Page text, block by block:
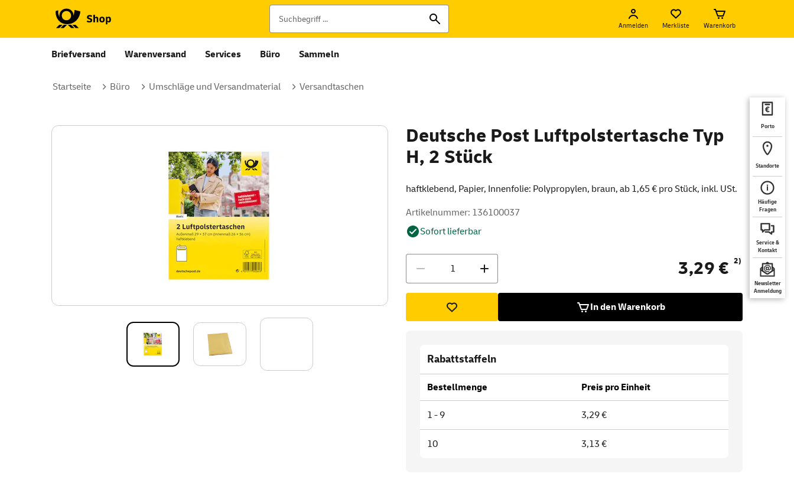
Anmelden Merkliste Warenkorb
Briefversand Warenversand Services Büro Sammeln
Porto
Standorte
Häufige
Fragen
Service &
Kontakt
Newsletter
Anmeldung
Startseite Büro Umschläge und Versandmaterial Versandtaschen
Deutsche Post Luftpolstertasche Typ
H, 2 Stück
haftklebend, Papier, Innenfolie: Polypropylen, braun, ab 1,65 € pro Stück, inkl. USt.
Artikelnummer: 136100037
Sofort lieferbar
3,29 € 2)
In den Warenkorb
Rabattstaffeln
Bestellmenge Preis pro Einheit
1 - 9 3,29 €
10 3,13 €